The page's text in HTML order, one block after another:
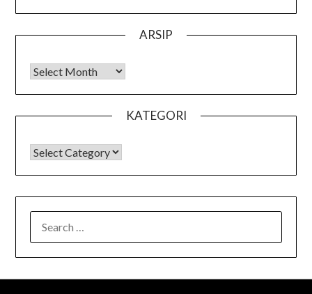
ARSIP
Arsip
KATEGORI
KATEGORI
FOR: